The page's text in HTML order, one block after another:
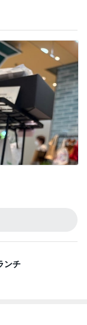
ンチ